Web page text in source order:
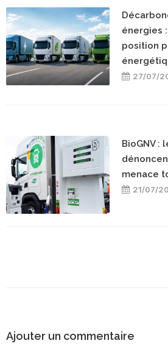
énergies
position
27/07/
BioGNV :
menace
21/07/
Ajouter un commentaire